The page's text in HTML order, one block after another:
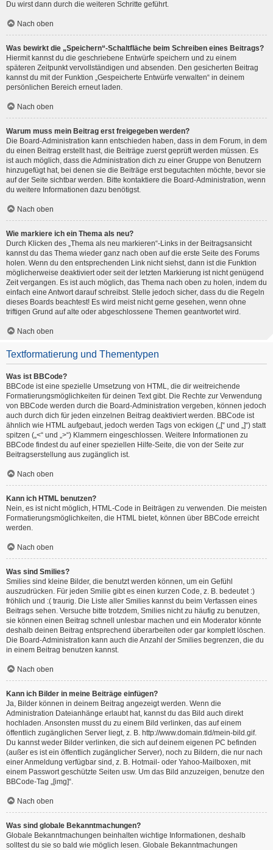
Du wirst dann durch die weiteren Schritte geführt.
Nach oben
Was bewirkt die „Speichern“-Schaltfläche beim Schreiben eines Beitrags?
Hiermit kannst du die geschriebene Entwürfe speichern und zu einem
späteren Zeitpunkt vervollständigen und absenden. Den gesicherten Beitrag
kannst du mit der Funktion „Gespeicherte Entwürfe verwalten“ in deinem
persönlichen Bereich erneut laden.
Nach oben
Warum muss mein Beitrag erst freigegeben werden?
Die Board-Administration kann entschieden haben, dass in dem Forum, in dem
du einen Beitrag erstellt hast, die Beiträge zuerst geprüft werden müssen. Es
ist auch möglich, dass die Administration dich zu einer Gruppe von Benutzern
hinzugefügt hat, bei denen sie die Beiträge erst begutachten möchte, bevor sie
auf der Seite sichtbar werden. Bitte kontaktiere die Board-Administration, wenn
du weitere Informationen dazu benötigst.
Nach oben
Wie markiere ich ein Thema als neu?
Durch Klicken des „Thema als neu markieren“-Links in der Beitragsansicht
kannst du das Thema wieder ganz nach oben auf die erste Seite des Forums
holen. Wenn du den entsprechenden Link nicht siehst, dann ist die Funktion
möglicherweise deaktiviert oder seit der letzten Markierung ist nicht genügend
Zeit vergangen. Es ist auch möglich, das Thema nach oben zu holen, indem du
einfach eine Antwort darauf schreibst. Stelle jedoch sicher, dass du die Regeln
dieses Boards beachtest! Es wird meist nicht gerne gesehen, wenn ohne
triftigen Grund auf alte oder abgeschlossene Themen geantwortet wird.
Nach oben
Textformatierung und Thementypen
Was ist BBCode?
BBCode ist eine spezielle Umsetzung von HTML, die dir weitreichende
Formatierungsmöglichkeiten für deinen Text gibt. Die Rechte zur Verwendung
von BBCode werden durch die Board-Administration vergeben, können jedoch
auch durch dich für jeden einzelnen Beitrag deaktiviert werden. BBCode ist
ähnlich wie HTML aufgebaut, jedoch werden Tags von eckigen („[“ und „]“) statt
spitzen („<“ und „>“) Klammern eingeschlossen. Weitere Informationen zu
BBCode findest du auf einer speziellen Hilfe-Seite, die von der Seite zur
Beitragserstellung aus zugänglich ist.
Nach oben
Kann ich HTML benutzen?
Nein, es ist nicht möglich, HTML-Code in Beiträgen zu verwenden. Die meisten
Formatierungsmöglichkeiten, die HTML bietet, können über BBCode erreicht
werden.
Nach oben
Was sind Smilies?
Smilies sind kleine Bilder, die benutzt werden können, um ein Gefühl
auszudrücken. Für jeden Smilie gibt es einen kurzen Code, z. B. bedeutet :)
fröhlich und :( traurig. Die Liste aller Smilies kannst du beim Verfassen eines
Beitrags sehen. Versuche bitte trotzdem, Smilies nicht zu häufig zu benutzen,
sie können einen Beitrag schnell unlesbar machen und ein Moderator könnte
deshalb deinen Beitrag entsprechend überarbeiten oder gar komplett löschen.
Die Board-Administration kann auch die Anzahl der Smilies begrenzen, die du
in einem Beitrag benutzen kannst.
Nach oben
Kann ich Bilder in meine Beiträge einfügen?
Ja, Bilder können in deinem Beitrag angezeigt werden. Wenn die
Administration Dateianhänge erlaubt hat, kannst du das Bild auch direkt
hochladen. Ansonsten musst du zu einem Bild verlinken, das auf einem
öffentlich zugänglichen Server liegt, z. B. http://www.domain.tld/mein-bild.gif.
Du kannst weder Bilder verlinken, die sich auf deinem eigenen PC befinden
(außer es ist ein öffentlich zugänglicher Server), noch zu Bildern, die nur nach
einer Anmeldung verfügbar sind, z. B. Hotmail- oder Yahoo-Mailboxen, mit
einem Passwort geschützte Seiten usw. Um das Bild anzuzeigen, benutze den
BBCode-Tag „[img]“.
Nach oben
Was sind globale Bekanntmachungen?
Globale Bekanntmachungen beinhalten wichtige Informationen, deshalb
solltest du sie so bald wie möglich lesen. Globale Bekanntmachungen